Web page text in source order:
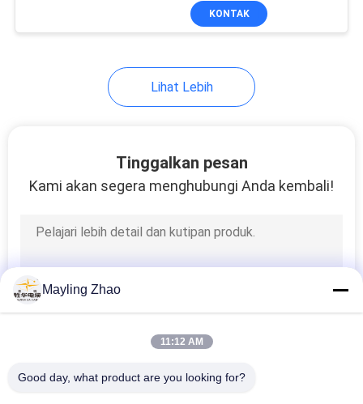
KONTAK
Lihat Lebih
Tinggalkan pesan
Kami akan segera menghubungi Anda kembali!
Mayling Zhao
11:12 AM
Good day, what product are you looking for?